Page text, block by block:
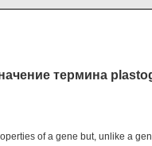
термина
of a gene but, unlike a